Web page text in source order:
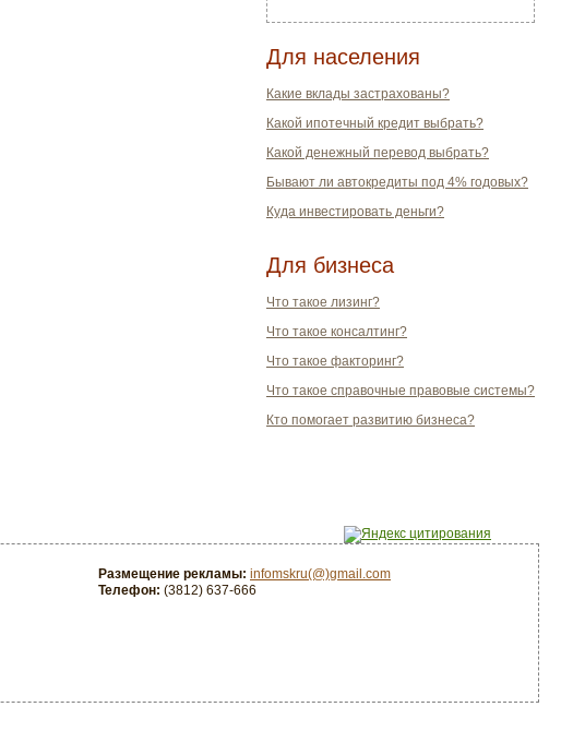
Для населения
Какие вклады застрахованы?
Какой ипотечный кредит выбрать?
Какой денежный перевод выбрать?
Бывают ли автокредиты под 4% годовых?
Куда инвестировать деньги?
Для бизнеса
Что такое лизинг?
Что такое консалтинг?
Что такое факторинг?
Что такое справочные правовые системы?
Кто помогает развитию бизнеса?
Размещение рекламы: infomskru(@)gmail.com
Телефон: (3812) 637-666